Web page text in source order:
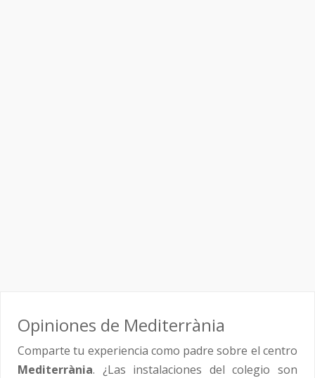
Opiniones de Mediterrània
Comparte tu experiencia como padre sobre el centro
Mediterrània. ¿Las instalaciones del colegio son